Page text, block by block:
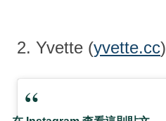
2. Yvette (yvette.cc)